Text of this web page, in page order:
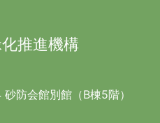
推進機構
防会館別館（B棟5階）